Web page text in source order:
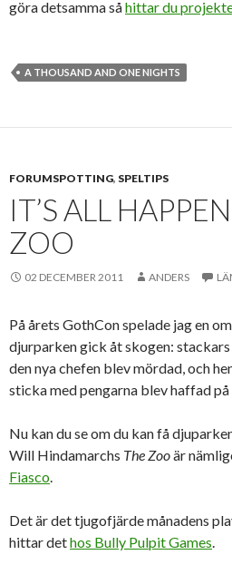
göra detsamma såhittar du
A THOUSAND AND ONE NIGHTS
FORUMSPOTTING, SPELTIPS
IT’S ALL
ZOO
02 DECEMBER 2011 ANDERS
På årets GothCon spelade jag en
djurparken gick åt skogen:
den nya chefen blev mördad, och
sticka med pengarna blev haffad
Nu kan du se om du kan få
Will Hindamarchs The Zooär
Fiasco.
Det är det tjugofjärde månadens
hittar dethos Bully Pulpit Games.